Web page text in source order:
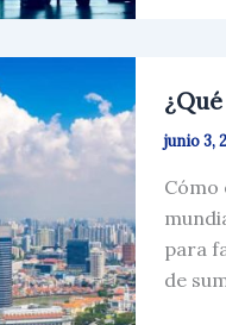
junio 3,
Cómo
para
de
para
un
de